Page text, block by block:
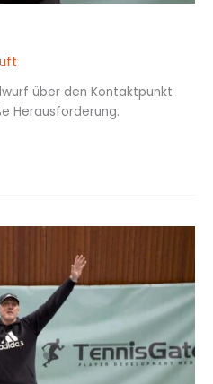
über den Kontaktpunkt
Herausforderung.